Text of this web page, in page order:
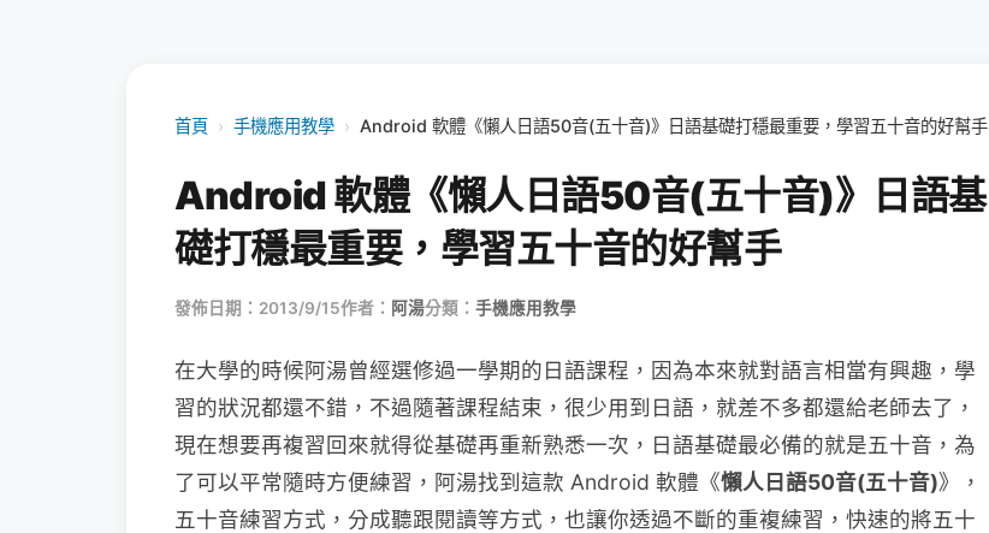
首頁 › 手機應用教學 › Android 軟體《懶人日語50音(五十音)》日語基礎打穩最重要，學習五十音的好幫手
Android 軟體《懶人日語50音(五十音)》日語基
礎打穩最重要，學習五十音的好幫手
發佈日期：2013/9/15作者： 阿湯分類： 手機應用教學
在大學的時候阿湯曾經選修過一學期的日語課程，因為本來就對語言相當有興趣，學
習的狀況都還不錯，不過隨著課程結束，很少用到日語，就差不多都還給老師去了，
現在想要再複習回來就得從基礎再重新熟悉一次，日語基礎最必備的就是五十音，為
了可以平常隨時方便練習，阿湯找到這款 Android 軟體《懶人日語50音(五十音)》，
五十音練習方式，分成聽跟閱讀等方式，也讓你透過不斷的重複練習，快速的將五十